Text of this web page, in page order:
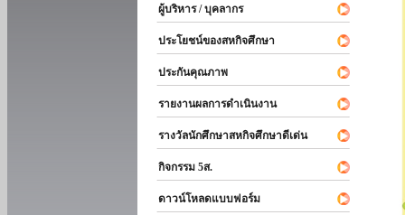
ผู้บริหาร / บุคลากร
ประโยชน์ของสหกิจศึกษา
ประกันคุณภาพ
รายงานผลการดำเนินงาน
รางวัลนักศึกษาสหกิจศึกษาดีเด่น
กิจกรรม 5ส.
ดาวน์โหลดแบบฟอร์ม